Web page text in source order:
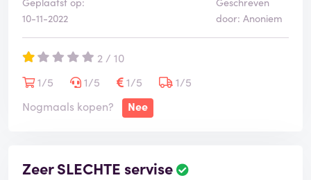
10-11-2022
door: Anoniem
2 / 10
1/5
1/5 1/5
1/5
Nogmaals kopen?
Nee
Zeer SLECHTE servise